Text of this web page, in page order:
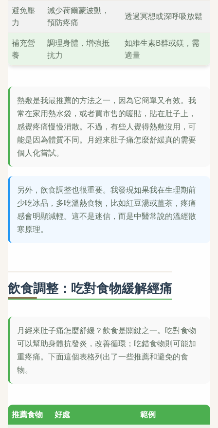
避免壓
力
減少荷爾蒙波動，
預防疼痛
透過冥想或深呼吸放鬆
補充營
養
調理身體，增強抵
抗力
如維生素B群或鎂，需
適量
熱敷是我最推薦的方法之一，因為它簡單又有效。我
常在家用熱水袋，或者買市售的暖貼，貼在肚子上，
感覺疼痛慢慢消散。不過，有些人覺得熱敷沒用，可
能是因為體質不同。月經來肚子痛怎麼舒緩真的需要
個人化嘗試。
另外，飲食調整也很重要。我發現如果我在生理期前
少吃冰品，多吃溫熱食物，比如紅豆湯或薑茶，疼痛
感會明顯減輕。這不是迷信，而是中醫常說的溫經散
寒原理。
飲食調整：吃對食物緩解經痛
月經來肚子痛怎麼舒緩？飲食是關鍵之一。吃對食物
可以幫助身體抗發炎，改善循環；吃錯食物則可能加
重疼痛。下面這個表格列出了一些推薦和避免的食
物。
推薦食物 好處
範例